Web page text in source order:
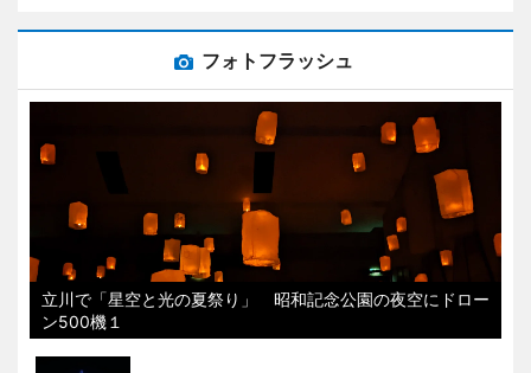
フォトフラッシュ
立川で「星空と光の夏祭り」 昭和記念公園の夜空にドロー
ン500機１